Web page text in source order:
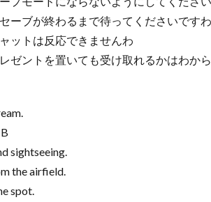
ーブが終わるまで待ってくださいですわ
ットは反応できませんわ
ゼントを置いても受け取れるかはわか
sightseeing.
the airfield.
spot.